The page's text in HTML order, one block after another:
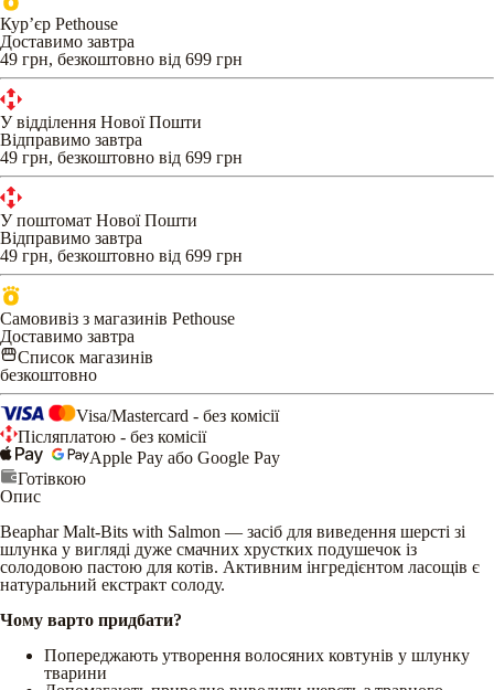
Кур’єр Pethouse
Доставимо завтра
49 грн, безкоштовно від 699 грн
У відділення Нової Пошти
Відправимо завтра
49 грн, безкоштовно від 699 грн
У поштомат Нової Пошти
Відправимо завтра
49 грн, безкоштовно від 699 грн
Самовивіз з магазинів Pethouse
Доставимо завтра
Список магазинів
безкоштовно
Visa/Mastercard - без комісії
Післяплатою - без комісії
Apple Pay або Google Pay
Готівкою
Опис
Beaphar Malt-Bits with Salmon — засіб для виведення шерсті зі
шлунка у вигляді дуже смачних хрустких подушечок із
солодовою пастою для котів. Активним інгредієнтом ласощів є
натуральний екстракт солоду.
Чому варто придбати?
Попереджають утворення волосяних ковтунів у шлунку
тварини